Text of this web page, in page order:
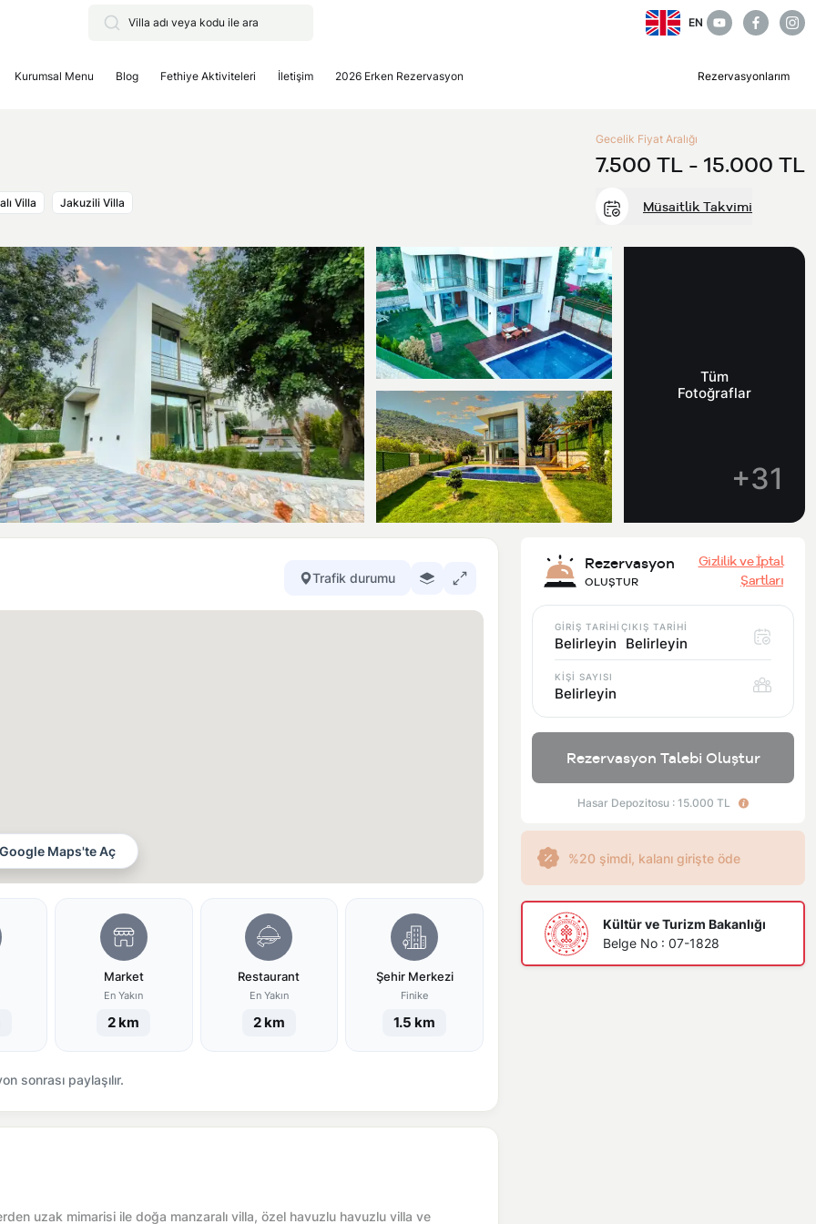
EN
Kurumsal Menu Blog Fethiye Aktiviteleri İletişim 2026 Erken Rezervasyon Rezervasyonlarım
Villa Jakuzili Villa
Gecelik Fiyat Aralığı
7.500 TL - 15.000 TL
Müsaitlik Takvimi
Tüm
Fotoğraflar
+31
Trafik durumu
Google Maps'te Aç
Market
En Yakın
2 km
Restaurant
En Yakın
2 km
Şehir Merkezi
Finike
1.5 km
sonrası paylaşılır.
uzak mimarisi ile doğa manzaralı villa, özel havuzlu havuzlu villa ve
Rezervasyon
OLUŞTUR
Gizlilik ve İptal
Şartları
GİRİŞ TARİHİ
Belirleyin
ÇIKIŞ TARİHİ
Belirleyin
KİŞİ SAYISI
Belirleyin
Rezervasyon Talebi Oluştur
Hasar Depozitosu : 15.000 TL
%20 şimdi, kalanı girişte öde
Kültür ve Turizm Bakanlığı
Belge No : 07-1828